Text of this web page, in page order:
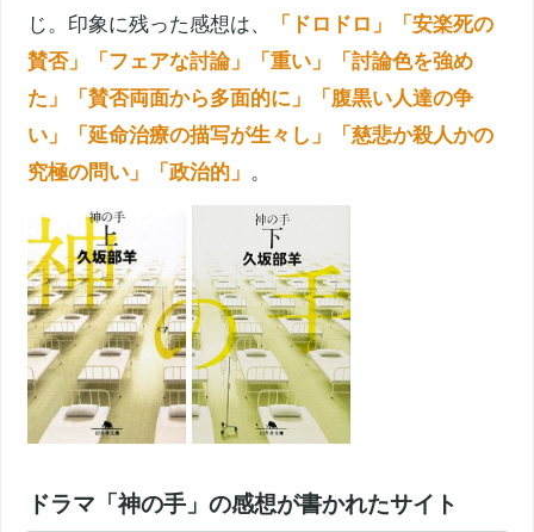
じ。印象に残った感想は、
「ドロドロ」「安楽死の
賛否」「フェアな討論」「重い」「討論色を強め
た」「賛否両面から多面的に」「腹黒い人達の争
い」「延命治療の描写が生々し」「慈悲か殺人かの
究極の問い」「政治的」 。
ドラマ「神の手」の感想が書かれたサイト